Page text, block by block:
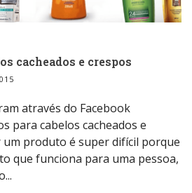
cacheados e crespos
através do Facebook
para cabelos cacheados e
um produto é super difícil porque
que funciona para uma pessoa,